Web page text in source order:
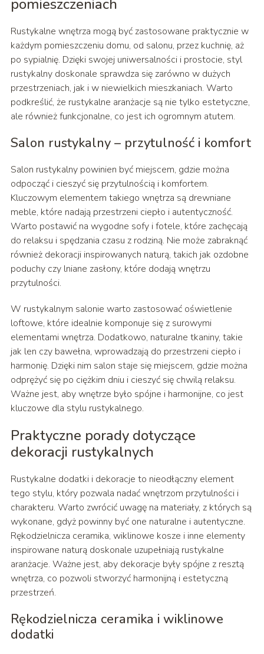
pomieszczeniach
Rustykalne wnętrza mogą być zastosowane praktycznie w
każdym pomieszczeniu domu, od salonu, przez kuchnię, aż
po sypialnię. Dzięki swojej uniwersalności i prostocie, styl
rustykalny doskonale sprawdza się zarówno w dużych
przestrzeniach, jak i w niewielkich mieszkaniach. Warto
podkreślić, że rustykalne aranżacje są nie tylko estetyczne,
ale również funkcjonalne, co jest ich ogromnym atutem.
Salon rustykalny – przytulność i komfort
Salon rustykalny powinien być miejscem, gdzie można
odpocząć i cieszyć się przytulnością i komfortem.
Kluczowym elementem takiego wnętrza są drewniane
meble, które nadają przestrzeni ciepło i autentyczność.
Warto postawić na wygodne sofy i fotele, które zachęcają
do relaksu i spędzania czasu z rodziną. Nie może zabraknąć
również dekoracji inspirowanych naturą, takich jak ozdobne
poduchy czy lniane zasłony, które dodają wnętrzu
przytulności.
W rustykalnym salonie warto zastosować oświetlenie
loftowe, które idealnie komponuje się z surowymi
elementami wnętrza. Dodatkowo, naturalne tkaniny, takie
jak len czy bawełna, wprowadzają do przestrzeni ciepło i
harmonię. Dzięki nim salon staje się miejscem, gdzie można
odprężyć się po ciężkim dniu i cieszyć się chwilą relaksu.
Ważne jest, aby wnętrze było spójne i harmonijne, co jest
kluczowe dla stylu rustykalnego.
Praktyczne porady dotyczące
dekoracji rustykalnych
Rustykalne dodatki i dekoracje to nieodłączny element
tego stylu, który pozwala nadać wnętrzom przytulności i
charakteru. Warto zwrócić uwagę na materiały, z których są
wykonane, gdyż powinny być one naturalne i autentyczne.
Rękodzielnicza ceramika, wiklinowe kosze i inne elementy
inspirowane naturą doskonale uzupełniają rustykalne
aranżacje. Ważne jest, aby dekoracje były spójne z resztą
wnętrza, co pozwoli stworzyć harmonijną i estetyczną
przestrzeń.
Rękodzielnicza ceramika i wiklinowe
dodatki